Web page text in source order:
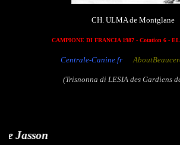
CH. ULMA de Montglane
CAMPIONE DI FRANCIA 1987 - Cotation 6 -
Centrale-Canine.fr
(Trisnonna di LESIA des Gardiens